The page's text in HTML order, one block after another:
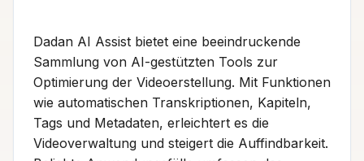
Dadan AI Assist bietet eine beeindruckende
Sammlung von AI-gestützten Tools zur
Optimierung der Videoerstellung. Mit Funktionen
wie automatischen Transkriptionen, Kapiteln,
Tags und Metadaten, erleichtert es die
Videoverwaltung und steigert die Auffindbarkeit.